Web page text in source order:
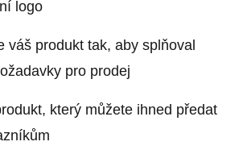
logo
váš produkt tak, aby splňoval
pro prodej
který můžete ihned předat